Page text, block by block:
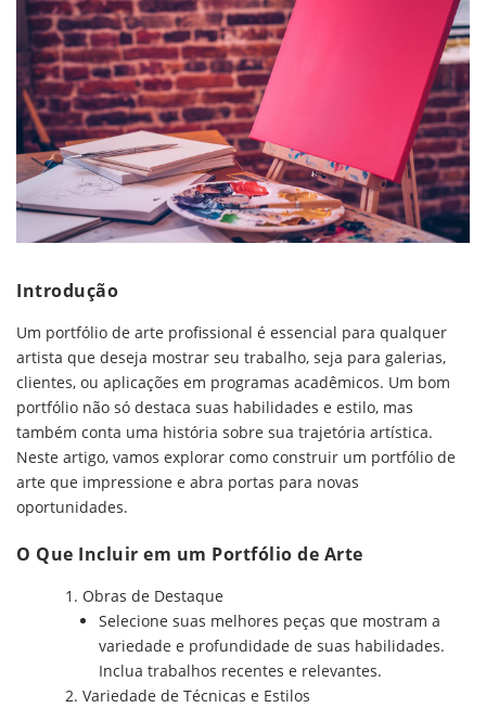
Introdução
Um portfólio de arte profissional é essencial para qualquer
artista que deseja mostrar seu trabalho, seja para galerias,
clientes, ou aplicações em programas acadêmicos. Um bom
portfólio não só destaca suas habilidades e estilo, mas
também conta uma história sobre sua trajetória artística.
Neste artigo, vamos explorar como construir um portfólio de
arte que impressione e abra portas para novas
oportunidades.
O Que Incluir em um Portfólio de Arte
Obras de Destaque
Selecione suas melhores peças que mostram a
variedade e profundidade de suas habilidades.
Inclua trabalhos recentes e relevantes.
Variedade de Técnicas e Estilos